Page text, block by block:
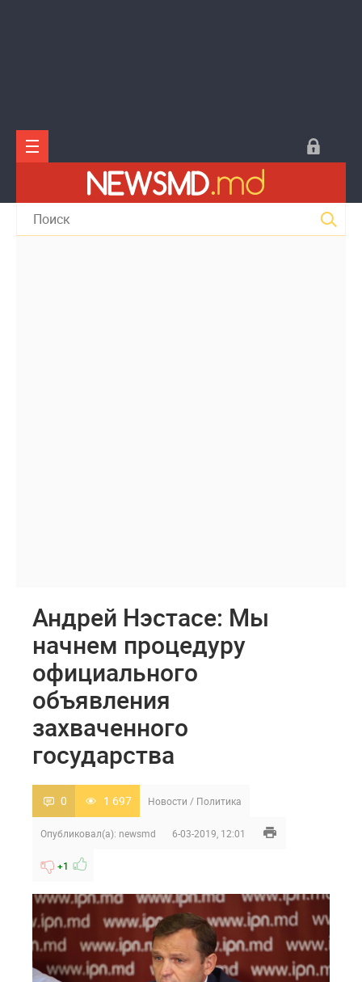
Андрей Нэстасе: Мы
начнем процедуру
официального
объявления
захваченного
государства
0 1 697 Новости / Политика
Опубликовал(а): newsmd 6-03-2019, 12:01
+1